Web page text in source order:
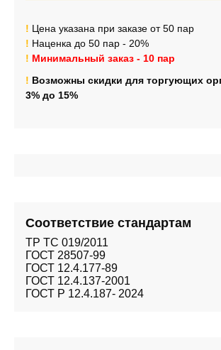
! Цена указана при заказе от 50 пар
! Наценка до 50 пар - 20%
! Минимальный заказ - 10 пар
! Возможны скидки для торгующих
3% до 15%
Соответствие стандартам
ТР ТС 019/2011
ГОСТ 28507-99
ГОСТ 12.4.177-89
ГОСТ 12.4.137-2001
ГОСТ Р 12.4.187- 2024